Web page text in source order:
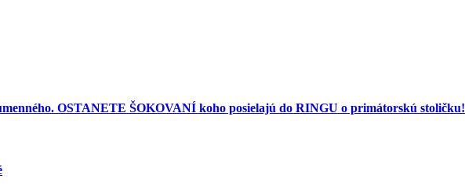
OSTANETE ŠOKOVANÍ koho posielajú do RINGU o primátorskú stoličku!